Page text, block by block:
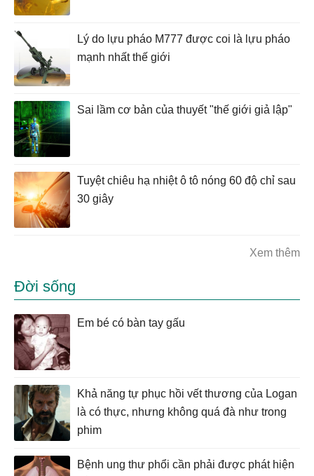
Lý do lựu pháo M777 được coi là lựu pháo
mạnh nhất thế giới
Sai lầm cơ bản của thuyết "thế giới giả lập"
Tuyệt chiêu hạ nhiệt ô tô nóng 60 độ chỉ sau
30 giây
Xem thêm
Đời sống
Em bé có bàn tay gấu
Khả năng tự phục hồi vết thương của Logan
là có thực, nhưng không quá đà như trong
phim
Bệnh ung thư phổi cần phải được phát hiện